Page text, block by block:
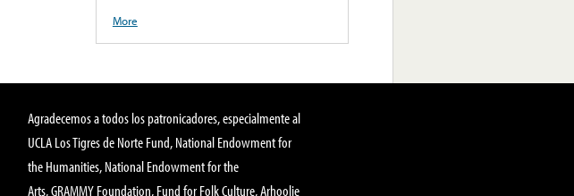
More
Agradecemos a todos los patronicadores, especialmente al
UCLA Los Tigres de Norte Fund, National Endowment for
the Humanities, National Endowment for the
Arts, GRAMMY Foundation, Fund for Folk Culture, Arhoolie